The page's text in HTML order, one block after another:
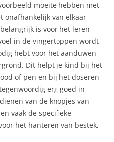
moeite hebben met
onafhankelijk van elkaar
is voor het leren
in de vingertoppen wordt
hebt voor het aanduwen
Dit helpt je kind bij het
of pen en bij het doseren
erg goed in
van de knopjes van
vaak de specifieke
het hanteren van bestek,